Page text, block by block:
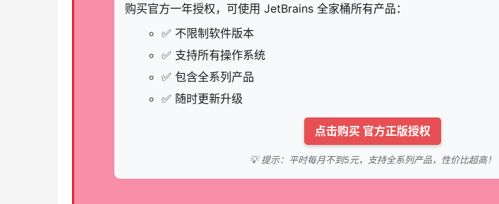
购买官方一年授权，可使用 JetBrains 全家桶所有产品：
✅ 不限制软件版本
✅ 支持所有操作系统
✅ 包含全系列产品
✅ 随时更新升级
点击购买 官方正版授权
💡 提示：平时每月不到5元，支持全系列产品，性价比超高！